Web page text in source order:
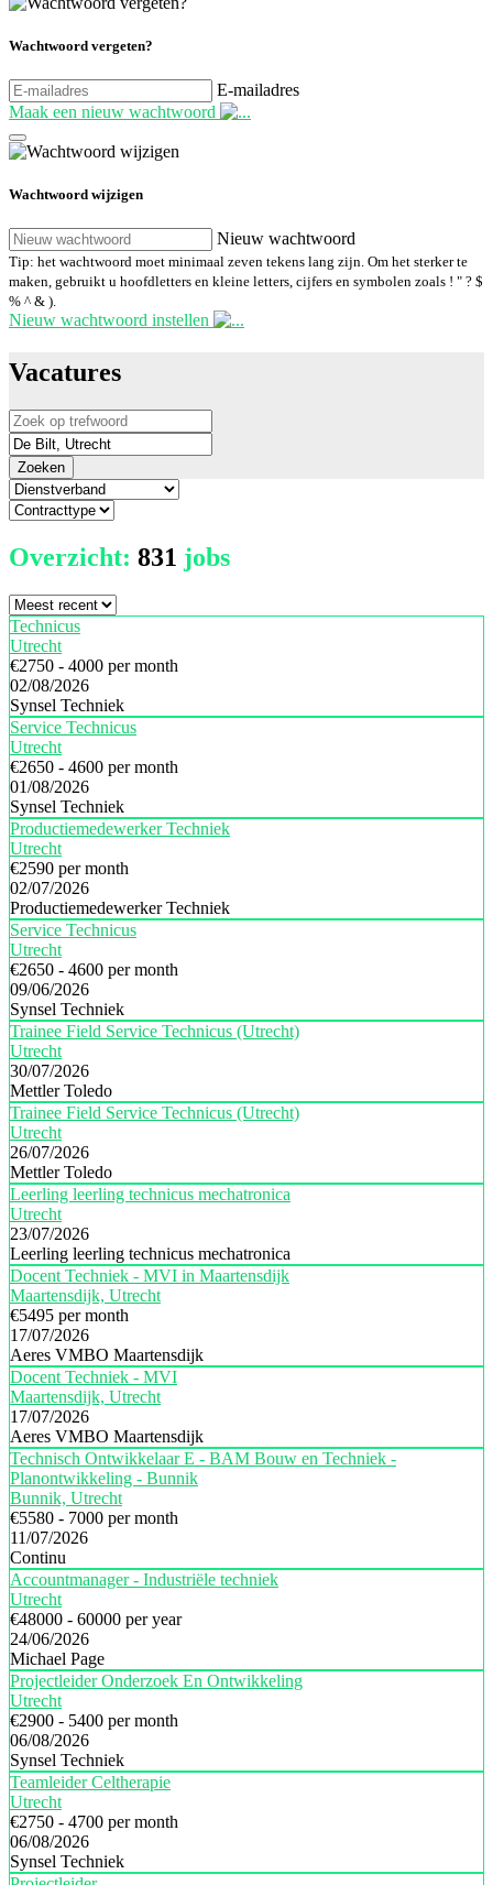
Wachtwoord vergeten?
E-mailadres
Maak een nieuw wachtwoord
Wachtwoord wijzigen
Nieuw wachtwoord
Tip: het wachtwoord moet minimaal zeven tekens lang zijn. Om het sterker te
maken, gebruikt u hoofdletters en kleine letters, cijfers en symbolen zoals ! " ? $
% ^ & ).
Nieuw wachtwoord instellen
Vacatures
Zoeken
Overzicht: 831 jobs
Technicus
Utrecht
€2750 - 4000 per month
02/08/2026
Synsel Techniek
Service Technicus
Utrecht
€2650 - 4600 per month
01/08/2026
Synsel Techniek
Productiemedewerker Techniek
Utrecht
€2590 per month
02/07/2026
Productiemedewerker Techniek
Service Technicus
Utrecht
€2650 - 4600 per month
09/06/2026
Synsel Techniek
Trainee Field Service Technicus (Utrecht)
Utrecht
30/07/2026
Mettler Toledo
Trainee Field Service Technicus (Utrecht)
Utrecht
26/07/2026
Mettler Toledo
Leerling leerling technicus mechatronica
Utrecht
23/07/2026
Leerling leerling technicus mechatronica
Docent Techniek - MVI in Maartensdijk
Maartensdijk, Utrecht
€5495 per month
17/07/2026
Aeres VMBO Maartensdijk
Docent Techniek - MVI
Maartensdijk, Utrecht
17/07/2026
Aeres VMBO Maartensdijk
Technisch Ontwikkelaar E - BAM Bouw en Techniek -
Planontwikkeling - Bunnik
Bunnik, Utrecht
€5580 - 7000 per month
11/07/2026
Continu
Accountmanager - Industriële techniek
Utrecht
€48000 - 60000 per year
24/06/2026
Michael Page
Projectleider Onderzoek En Ontwikkeling
Utrecht
€2900 - 5400 per month
06/08/2026
Synsel Techniek
Teamleider Celtherapie
Utrecht
€2750 - 4700 per month
06/08/2026
Synsel Techniek